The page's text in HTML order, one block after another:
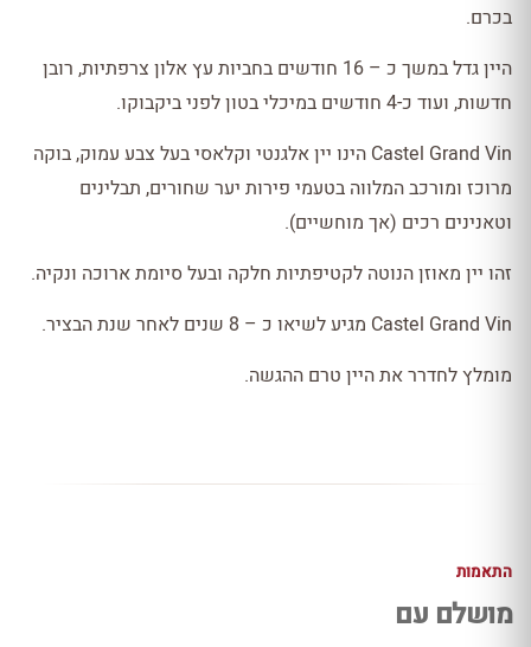
בכרם.
היין גדל במשך כ – 16 חודשים בחביות עץ אלון צרפתיות, רובן
חדשות, ועוד כ-4 חודשים במיכלי בטון לפני ביקבוקו.
Castel Grand Vin הינו יין אלגנטי וקלאסי בעל צבע עמוק, בוקה
מרוכז ומורכב המלווה בטעמי פירות יער שחורים, תבלינים
וטאנינים רכים (אך מוחשיים).
זהו יין מאוזן הנוטה לקטיפתיות חלקה ובעל סיומת ארוכה ונקיה.
Castel Grand Vin מגיע לשיאו כ – 8 שנים לאחר שנת הבציר.
מומלץ לחדרר את היין טרם ההגשה.
התאמות
מושלם עם